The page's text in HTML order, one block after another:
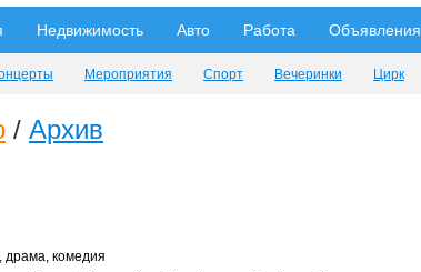
Недвижимость Авто Работа Объявления
Мероприятия Спорт Вечеринки Цирк
/ Архив
драма, комедия